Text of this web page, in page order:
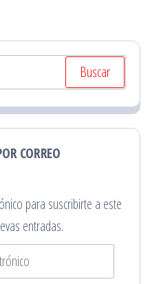
CORREO
para suscribirte a este
entradas.